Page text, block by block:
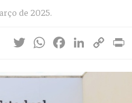
de 2025.
Twitter
WhatsApp